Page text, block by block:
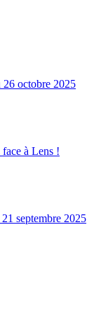
26 octobre 2025
face à Lens !
septembre 2025